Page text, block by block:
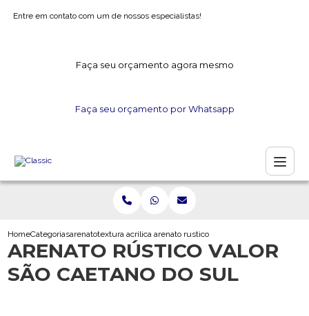
Entre em contato com um de nossos especialistas!
Faça seu orçamento agora mesmo
Faça seu orçamento por Whatsapp
HomeCategoriasarenatotextura acrilica arenatoarenato rustico valor sao caetano do sul
ARENATO RÚSTICO VALOR
SÃO CAETANO DO SUL